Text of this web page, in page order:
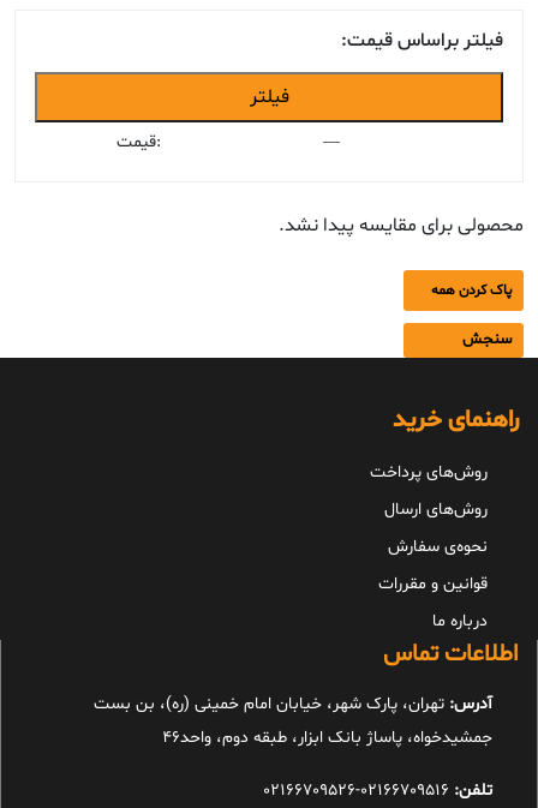
فیلتر براساس قیمت:
قیمت
قیمت
فیلتر
قیمت: —
محصولی برای مقایسه پیدا نشد.
پاک کردن همه
سنجش
راهنمای خرید
روش‌های پرداخت
روش‌های ارسال
نحوه‌ی سفارش
قوانین و مقررات
درباره ما
اطلاعات تماس
آدرس: تهران، پارک شهر، خیابان امام خمینی (ره)، بن بست
جمشیدخواه، پاساژ بانک ابزار، طبقه دوم، واحد46
تلفن: